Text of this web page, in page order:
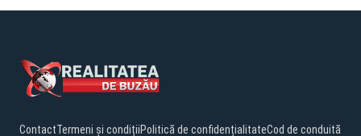
ContactTermeni și condițiiPolitică de confidențialitateCod de conduită